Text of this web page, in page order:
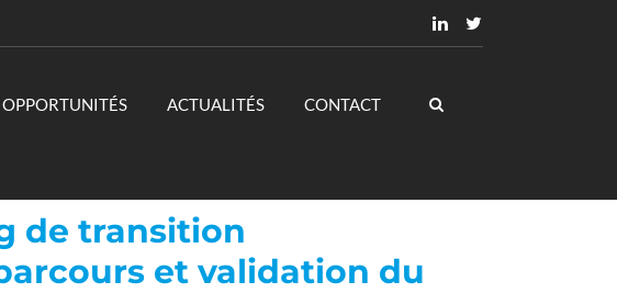
OPPORTUNITÉS ACTUALITÉS CONTACT
de transition
et validation du